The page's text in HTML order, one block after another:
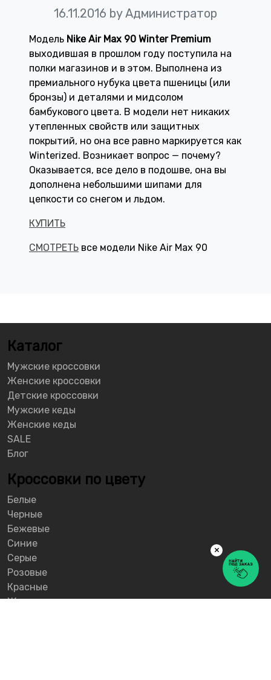
16.11.2016 by Администратор
Модель Nike Air Max 90 Winter Premium
выходившая в прошлом году поступила на
полки магазинов и в этом. Выполнена из
премиального нубука цвета пшеницы (или
бронзы) и деталями и мидсолом
бамбукового цвета. В модели нет никаких
утепленных свойств или защитных
покрытий, но она все равно маркируется как
Winterized. Возникает вопрос — почему?
Оказывается, все дело в подошве, она вы
дополнена небольшими шипами для
цепкости со снегом и льдом.
КУПИТЬ
СМОТРЕТЬ все модели Nike Air Max 90
Каталог
Мужские кроссовки
Женские кроссовки
Детские кроссовки
Мужские кеды
Женские кеды
SALE
Блог
Кроссовки по цвету
Белые
Черные
Бежевые
Синие
Серые
Розовые
Красные
Желтые
×